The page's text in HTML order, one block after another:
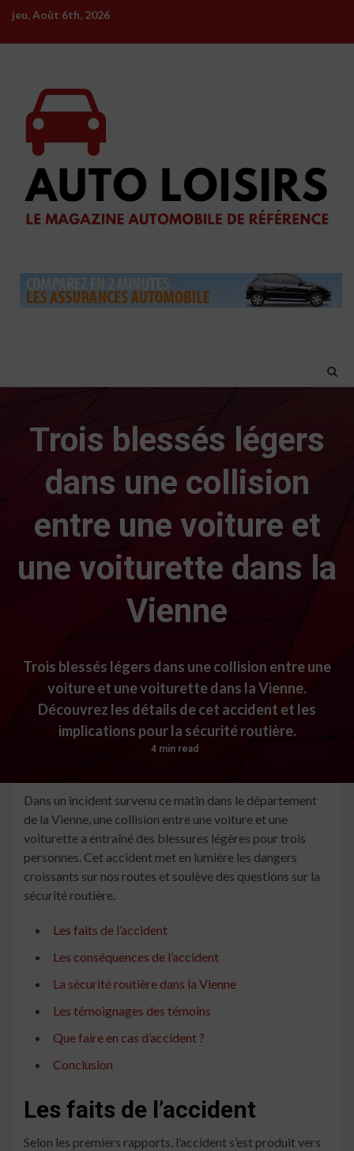
Skip
content
jeu. Août 6th, 2026
Trois blessés légers
dans une collision
entre une voiture et
une voiturette dans la
Vienne
Trois blessés légers dans une collision entre une
voiture et une voiturette dans la Vienne.
Découvrez les détails de cet accident et les
implications pour la sécurité routière.
4 min read
Dans un incident survenu ce matin dans le département
de la Vienne, une collision entre une voiture et une
voiturette a entraîné des blessures légères pour trois
personnes. Cet accident met en lumière les dangers
croissants sur nos routes et soulève des questions sur la
sécurité routière.
Les faits de l’accident
Les conséquences de l’accident
La sécurité routière dans la Vienne
Les témoignages des témoins
Que faire en cas d’accident ?
Conclusion
Les faits de l’accident
Selon les premiers rapports, l’accident s’est produit vers